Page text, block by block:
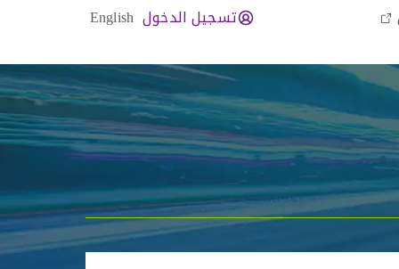
تسجيل الدخول English